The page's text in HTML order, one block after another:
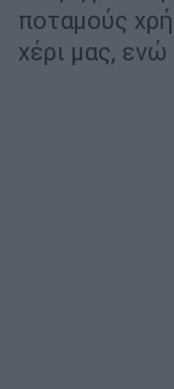
ποταμούς
χέρι μας,